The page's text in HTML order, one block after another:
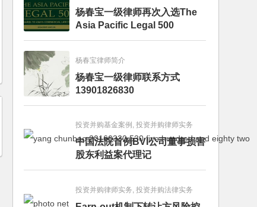
杨春宝一级律师再次入选The
Asia Pacific Legal 500
杨春宝律师简介
杨春宝一级律师联系方式
13901826830
投资并购基金案例, 投资并购律师实务
中国法院首例BVI公司董事损害
股东利益案代理记
投资并购律师实务, 投资并购法律实务